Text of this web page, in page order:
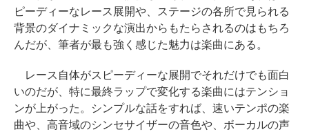
ピーディーなレース展開や、ステージの各所で見られる
背景のダイナミックな演出からもたらされるのはもちろ
んだが、筆者が最も強く感じた魅力は楽曲にある。
レース自体がスピーディーな展開でそれだけでも面白
いのだが、特に最終ラップで変化する楽曲にはテンショ
ンが上がった。シンプルな話をすれば、速いテンポの楽
曲や、高音域のシンセサイザーの音色や、ボーカルの声